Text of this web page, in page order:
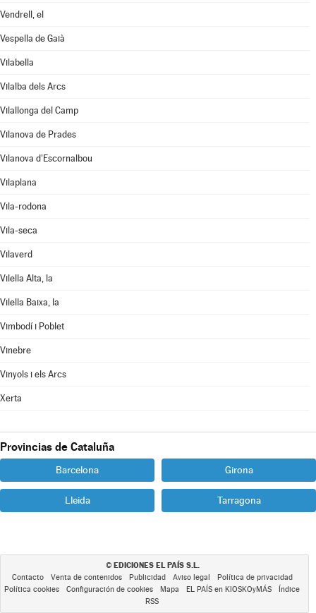
Vendrell, el
Vespella de Gaià
Vilabella
Vilalba dels Arcs
Vilallonga del Camp
Vilanova de Prades
Vilanova d'Escornalbou
Vilaplana
Vila-rodona
Vila-seca
Vilaverd
Vilella Alta, la
Vilella Baixa, la
Vimbodí i Poblet
Vinebre
Vinyols i els Arcs
Xerta
Provincias de Cataluña
Barcelona Girona
Lleida Tarragona
© EDICIONES EL PAÍS S.L.
Contacto Venta de contenidos Publicidad Aviso legal
Política de privacidad
Política cookies
Configuración de cookies Mapa EL PAÍS en KIOSKOyMÁS
Índice
RSS